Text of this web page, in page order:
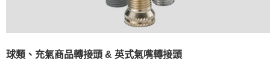
球類、充氣商品轉接頭 & 英式氣嘴轉接頭